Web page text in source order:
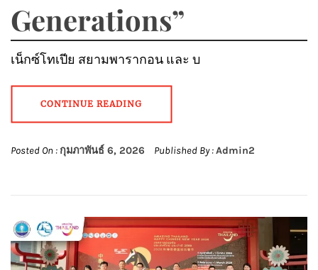
Generations”
เน็กซ์โทเปีย สยามพารากอน และ บ
CONTINUE READING
Posted On : กุมภาพันธ์ 6, 2026 Published By :Admin2